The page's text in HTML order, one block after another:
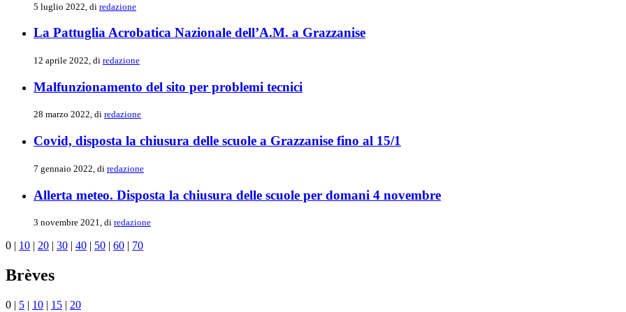
5 luglio 2022, di redazione
La Pattuglia Acrobatica Nazionale dell’A.M. a Grazzanise
12 aprile 2022, di redazione
Malfunzionamento del sito per problemi tecnici
28 marzo 2022, di redazione
Covid, disposta la chiusura delle scuole a Grazzanise fino al 15/1
7 gennaio 2022, di redazione
Allerta meteo. Disposta la chiusura delle scuole per domani 4 novembre
3 novembre 2021, di redazione
0 | 10 | 20 | 30 | 40 | 50 | 60 | 70
Brèves
0 | 5 | 10 | 15 | 20